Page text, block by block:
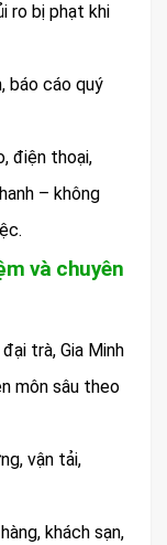
ro bị phạt khi
báo cáo quý
điện thoại,
– không
và chuyên
trà, Gia Minh
môn sâu theo
vận tải,
khách sạn,